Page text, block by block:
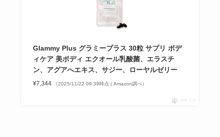
Glammy Plus グラミープラス 30粒 サプリ ボデ
ィケア 美ボディ エクオール乳酸菌、エラスチ
ン、アグアへエキス、サジー、ローヤルゼリー
¥7,344 （2025/11/22 09:39時点 | Amazon調べ）
ポチップ